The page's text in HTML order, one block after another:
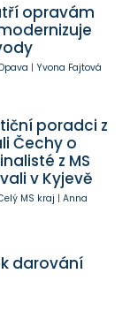
opravám
| Yvona Fajtová
poradci z
Čechy o
z MS
v Kyjevě
MS kraj | Anna
k darování